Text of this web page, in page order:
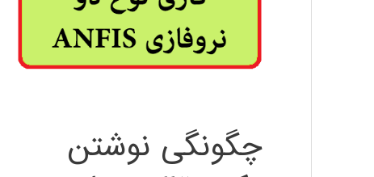
چگونگی نوشتن